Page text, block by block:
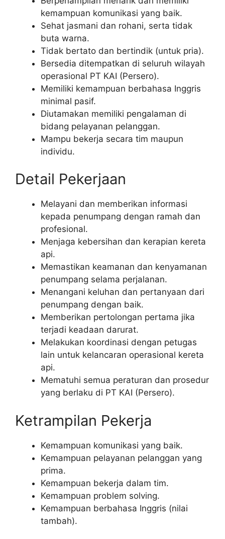
kemampuan komunikasi yang baik.
Sehat jasmani dan rohani, serta tidak
buta warna.
Tidak bertato dan bertindik (untuk pria).
Bersedia ditempatkan di seluruh wilayah
operasional PT KAI (Persero).
Memiliki kemampuan berbahasa Inggris
minimal pasif.
Diutamakan memiliki pengalaman di
bidang pelayanan pelanggan.
Mampu bekerja secara tim maupun
individu.
Detail Pekerjaan
Melayani dan memberikan informasi
kepada penumpang dengan ramah dan
profesional.
Menjaga kebersihan dan kerapian kereta
api.
Memastikan keamanan dan kenyamanan
penumpang selama perjalanan.
Menangani keluhan dan pertanyaan dari
penumpang dengan baik.
Memberikan pertolongan pertama jika
terjadi keadaan darurat.
Melakukan koordinasi dengan petugas
lain untuk kelancaran operasional kereta
api.
Mematuhi semua peraturan dan prosedur
yang berlaku di PT KAI (Persero).
Ketrampilan Pekerja
Kemampuan komunikasi yang baik.
Kemampuan pelayanan pelanggan yang
prima.
Kemampuan bekerja dalam tim.
Kemampuan problem solving.
Kemampuan berbahasa Inggris (nilai
tambah).